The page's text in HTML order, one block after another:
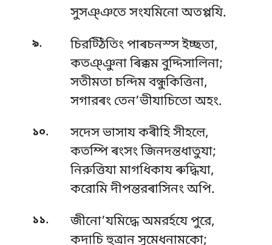
সুসঞ্ঞতে সংযমিনো অতপ্পযি.
৯.
চিরট্ঠিতিং পাৰচনস্স ইচ্ছতা,
কতঞ্ঞুনা ৰিক্কম বুদ্দিসালিনা;
সতীমতা চন্দিম বন্ধুকিত্তিনা,
সগারৰং তেন’ভীযাচিতো অহং.
১০.
সদেস ভাসায কৰীহি সীহল়ে,
কতম্পি ৰংসং জিনদন্তধাতুযা;
নিরুত্তিযা মাগধিকায ৰুদ্ধিযা,
করোমি দীপন্তরৰাসিনং অপি.
১১.
জীনো’যমিদ্ধে অমরৰ্হযে পুরে,
কদাচি হুত্ৰান সুমেধনামকো;